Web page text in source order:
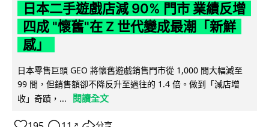
日本二手遊戲店減 90% 門市 業績反增
四成 "懷舊"在 Z 世代變成最潮「新鮮
感」
日本零售巨頭 GEO 將懷舊遊戲銷售門市從 1,000 間大幅減至
99 間，但銷售額卻不降反升至過往的 1.4 倍。做到「減店增
收」奇蹟，...
閱讀全文
↗